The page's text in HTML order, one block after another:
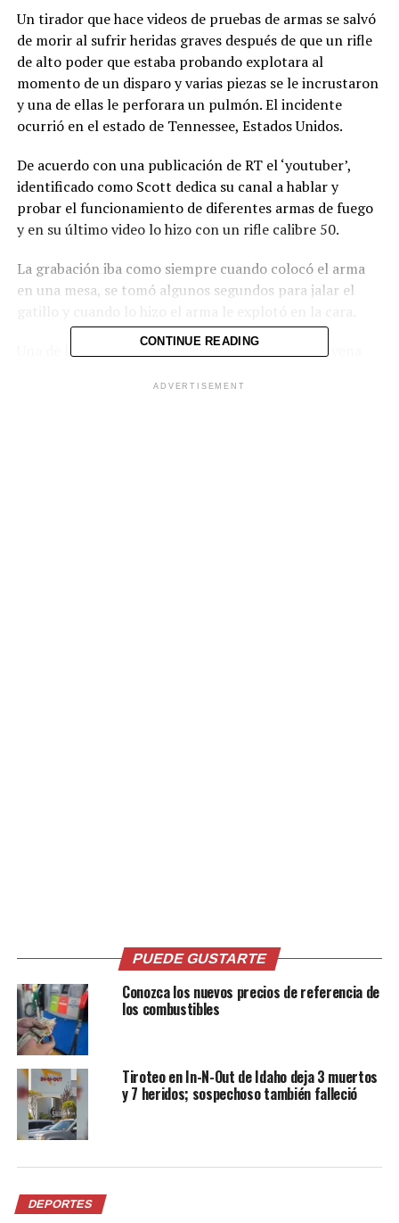
Un tirador que hace videos de pruebas de armas se salvó
de morir al sufrir heridas graves después de que un rifle
de alto poder que estaba probando explotara al
momento de un disparo y varias piezas se le incrustaron
y una de ellas le perforara un pulmón. El incidente
ocurrió en el estado de Tennessee, Estados Unidos.
De acuerdo con una publicación de RT el ‘youtuber’,
identificado como Scott dedica su canal a hablar y
probar el funcionamiento de diferentes armas de fuego
y en su último video lo hizo con un rifle calibre 50.
La grabación iba como siempre cuando colocó el arma
en una mesa, se tomó algunos segundos para jalar el
Una de las piezas de metal del arma le hirió en la vena
también resultó con una fractura en su nariz, así como
Comparte esto:
Facebook X
Me gusta esto:
Relacionado
CONTINUE READING
ADVERTISEMENT
PUEDE GUSTARTE
Conozca los nuevos precios de referencia de
los combustibles
Tiroteo en In-N-Out de Idaho deja 3 muertos
y 7 heridos; sospechoso también falleció
DEPORTES